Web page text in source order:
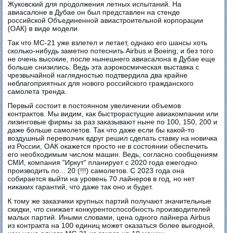
Жуковский для продолжения летных испытаний. На
авиасалоне в Дубае он был представлен на стенде
российской Объединенной авиастроительной корпорации
(ОАК) в виде модели.
Так что МС-21 уже взлетел и летает, однако его шансы хоть
сколько-нибудь заметно потеснить Airbus и Boeing, и без того
не очень высокие, после нынешнего авиасалона в Дубае еще
больше снизились. Ведь эта аэрокосмическая выставка с
чрезвычайной наглядностью подтвердила два крайне
неблагоприятных для нового российского гражданского
самолета тренда.
Первый состоит в постоянном увеличении объемов
контрактов. Мы видим, как быстрорастущие авиакомпании или
лизинговые фирмы за раз заказывают ныне по 100, 150, 200 и
даже больше самолетов. Так что даже если бы какой-то
воздушный перевозчик вдруг решил сделать ставку на новичка
из России, ОАК окажется просто не в состоянии обеспечить
его необходимым числом машин. Ведь, согласно сообщениям
СМИ, компания "Иркут" планирует с 2020 года ежегодно
производить по... 20 (!!!) самолетов. С 2023 года она
собирается выйти на уровень 70 лайнеров в год, но нет
никаких гарантий, что даже так оно и будет.
К тому же заказчики крупных партий получают значительные
скидки, что снижает конкурентоспособность производителей
малых партий. Иными словами, цена одного лайнера Airbus
из контракта на 100 единиц может оказаться более выгодной,